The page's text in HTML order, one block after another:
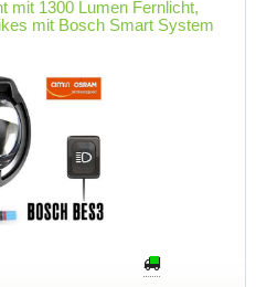
mit 1300 Lumen Fernlicht,
mit Bosch Smart System